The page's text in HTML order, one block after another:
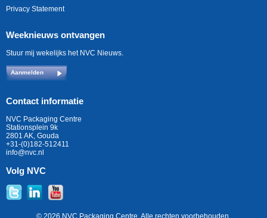
Privacy Statement
Weeknieuws ontvangen
Stuur mij wekelijks het NVC Nieuws.
Aanmelden
Contact informatie
NVC Packaging Centre
Stationsplein 9k
2801 AK, Gouda
+31-(0)182-512411
info@nvc.nl
Volg NVC
© 2026 NVC Packaging Centre. Alle rechten voorbehouden.